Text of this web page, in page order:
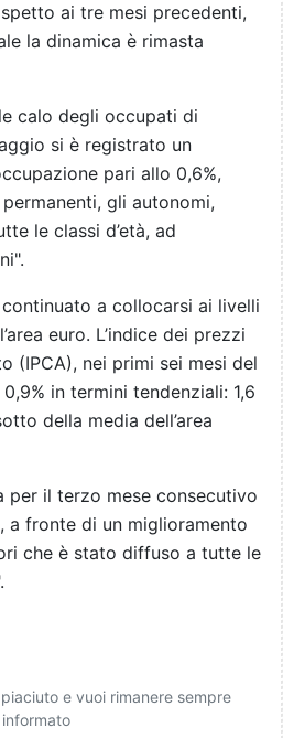
ai tre mesi precedenti,
la dinamica è rimasta
calo degli occupati di
si è registrato un
pari allo 0,6%,
gli autonomi,
le classi d’età, ad
continuato a collocarsi ai livelli
euro. L’indice dei prezzi
(IPCA), nei primi sei mesi del
in termini tendenziali: 1,6
della media dell’area
per il terzo mese consecutivo
a fronte di un miglioramento
che è stato diffuso a tutte le
e vuoi rimanere sempre
informato